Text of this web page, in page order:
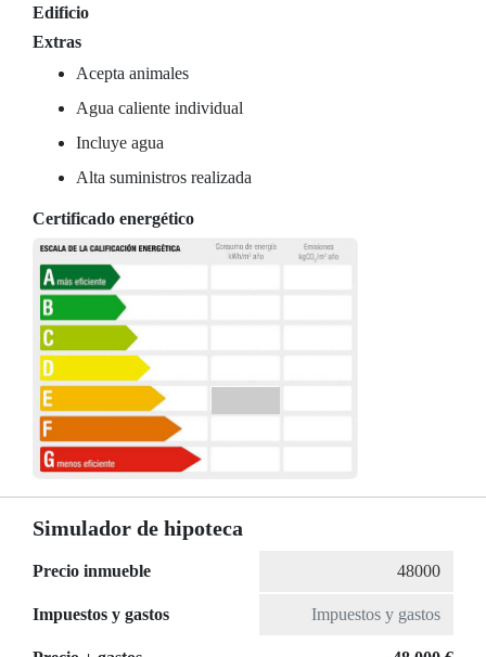
Edificio
Extras
Acepta animales
Agua caliente individual
Incluye agua
Alta suministros realizada
Certificado energético
Simulador de hipoteca
Precio inmueble
Impuestos y gastos